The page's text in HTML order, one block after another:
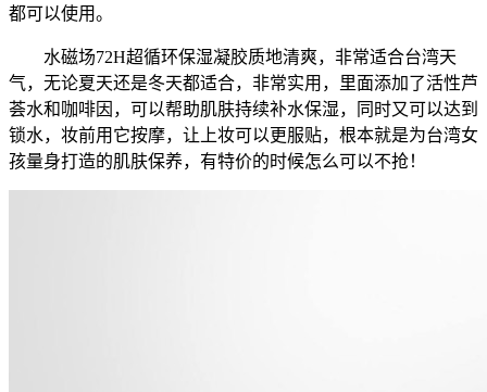
都可以使用。
水磁场72H超循环保湿凝胶质地清爽，非常适合台湾天
气，无论夏天还是冬天都适合，非常实用，里面添加了活性芦
荟水和咖啡因，可以帮助肌肤持续补水保湿，同时又可以达到
锁水，妆前用它按摩，让上妆可以更服贴，根本就是为台湾女
孩量身打造的肌肤保养，有特价的时候怎么可以不抢！